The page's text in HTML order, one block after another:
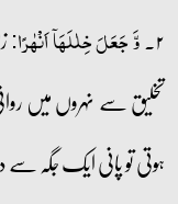
۲۔ وَّ جَعَلَ خِلٰلَہَاۤ اَنۡہٰرًا:
تخلیق سے نہروں میں
ہوتی تو پانی ایک جگہ